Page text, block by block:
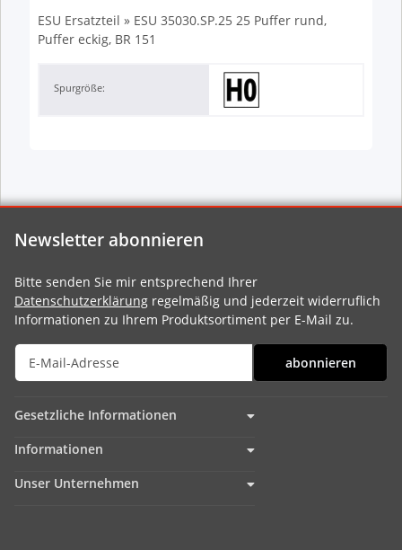
ESU Ersatzteil » ESU 35030.SP.25 25 Puffer rund,
Puffer eckig, BR 151
Spurgröße:
Newsletter abonnieren
Bitte senden Sie mir entsprechend Ihrer
Datenschutzerklärung regelmäßig und jederzeit widerruflich
Informationen zu Ihrem Produktsortiment per E-Mail zu.
abonnieren
Gesetzliche Informationen
Informationen
Unser Unternehmen